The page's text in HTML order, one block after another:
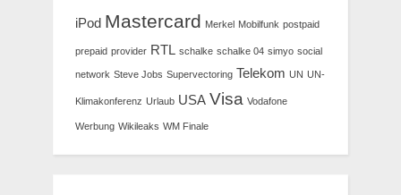
iPod Mastercard Merkel Mobilfunk postpaid
prepaid provider RTL schalke schalke 04 simyo social
network Steve Jobs Supervectoring Telekom UN UN-
Klimakonferenz Urlaub USA Visa Vodafone
Werbung Wikileaks WM Finale